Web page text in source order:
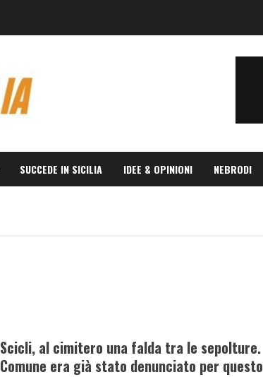
SUCCEDE IN SICILIA IDEE & OPINIONI NEBRODI
Scicli, al cimitero una falda tra le sepolture.
Comune era già stato denunciato per questo